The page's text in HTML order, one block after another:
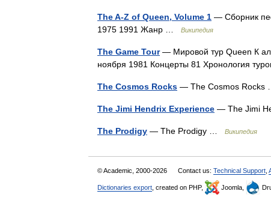
The A-Z of Queen, Volume 1 — Сборник
1975 1991 Жанр …
Википедия
The Game Tour— Мировой тур Queen К
ноября 1981 Концерты 81 Хронология
The Cosmos Rocks — The Cosmos
The Jimi Hendrix Experience — The Jimi
The Prodigy — The Prodigy … Википедия
© Academic, 2000-2026 Contact us: Technical Support
Dictionaries export , created on PHP, Joomla,